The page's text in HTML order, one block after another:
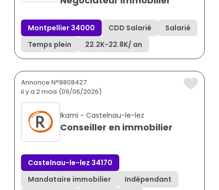
Montpellier 34000 CDD Salarié
Salarié
Temps plein
22.2K-22.8K/ an
Annonce N°8808427
il y a 2 mois (09/06/2026)
Ikami - Castelnau-le-lez
Conseiller en immobilier
Castelnau-le-lez 34170
Mandataire immobilier
Indépendant